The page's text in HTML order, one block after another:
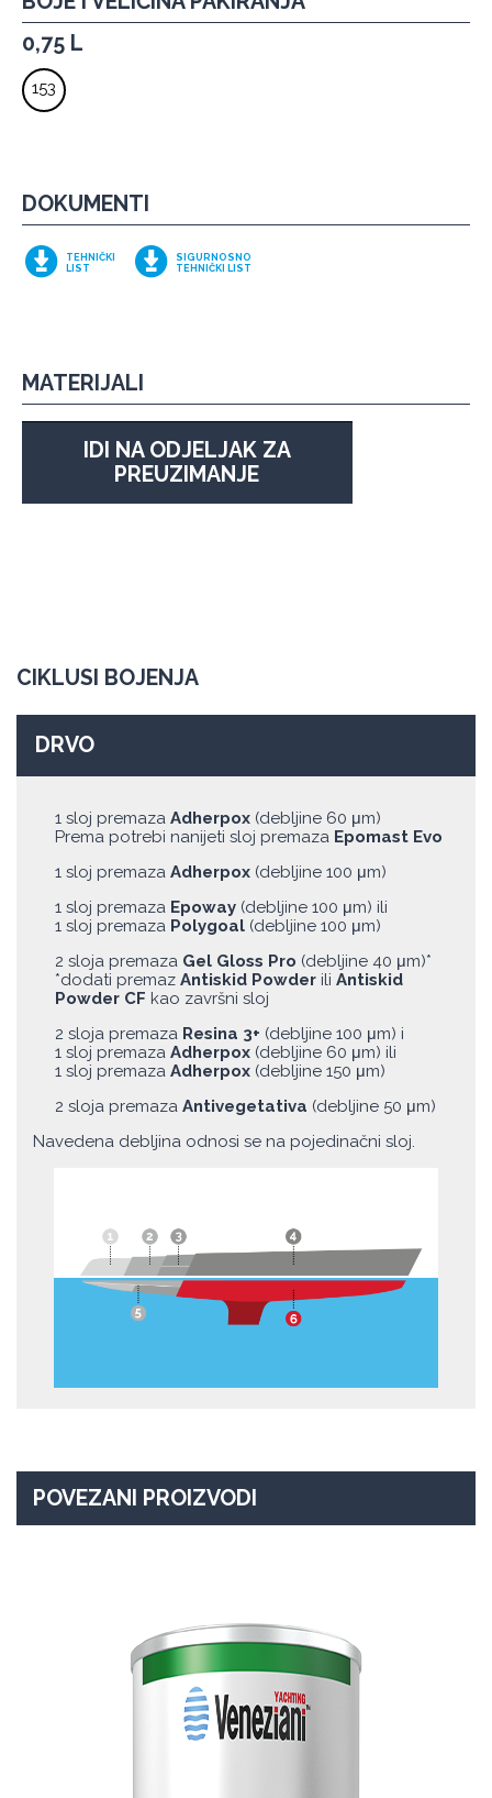
0,75 L
153
DOKUMENTI
TEHNIČKI
LIST
SIGURNOSNO
TEHNIČKI LIST
MATERIJALI
IDI NA ODJELJAK ZA
PREUZIMANJE
CIKLUSI BOJENJA
DRVO
1 sloj premaza Adherpox (debljine 60 μm)
Prema potrebi nanijeti sloj premaza Epomast Evo
1 sloj premaza Adherpox (debljine 100 μm)
1 sloj premaza Epoway (debljine 100 μm) ili
1 sloj premaza Polygoal (debljine 100 μm)
2 sloja premaza Gel Gloss Pro (debljine 40 μm)*
*dodati premaz Antiskid Powder ili Antiskid
Powder CF kao završni sloj
2 sloja premaza Resina 3+ (debljine 100 μm) i
1 sloj premaza Adherpox (debljine 60 μm) ili
1 sloj premaza Adherpox (debljine 150 μm)
2 sloja premaza Antivegetativa (debljine 50 μm)
Navedena debljina odnosi se na pojedinačni sloj.
POVEZANI PROIZVODI